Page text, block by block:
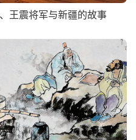
王震将军与新疆的故事